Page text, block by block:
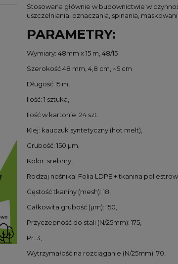
Stosowana głównie w budownictwie w
uszczelniania, oznaczania, spinania,
PARAMETRY:
Wymiary: 48mm x 15 m, 48/15
Szerokość 48 mm, 4,8 cm, ~5 cm
Długość 15 m,
Ilość: 1 sztuka,
Ilość w kartonie: 24 szt.
Klej: kauczuk syntetyczny (hot melt),
Grubość: 150 µm,
Kolor: srebrny,
Rodzaj nośnika: Folia LDPE + tkanina
Gęstość tkaniny (mesh): 18,
Całkowita grubość (µm): 150,
Przyczepność do stali (N/25mm): 175,
Pr: 3,
Wytrzymałość na rozciąganie (N/25mm): 70,